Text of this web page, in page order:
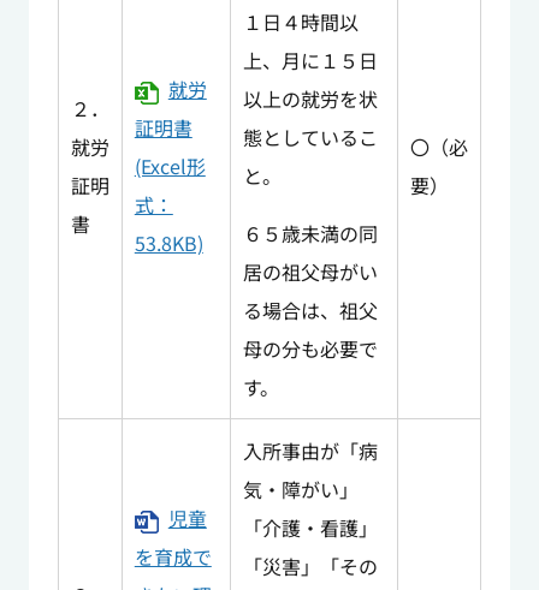
２．
就労
証明
書
就労
証明書
(Excel形
式：
53.8KB)
１日４時間以
上、月に１５日
以上の就労を状
態としているこ
と。
６５歳未満の同
居の祖父母がい
る場合は、祖父
母の分も必要で
す。
〇（必
要）
児童
を育成で
入所事由が「病
気・障がい」
「介護・看護」
「災害」「その